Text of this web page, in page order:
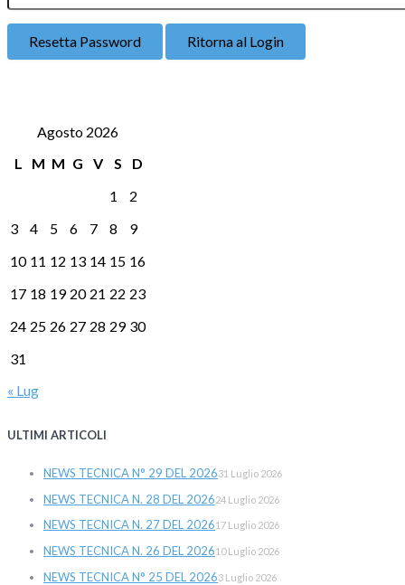
Resetta Password Ritorna al Login
Agosto 2026
L
M M G V S
D
1
2
3
4 5 6 7 8
9
10 11 12 13 14 15 16
17 18 19 20 21 22 23
24 25 26 27 28 29 30
31
« Lug
ULTIMI ARTICOLI
NEWS TECNICA N° 29 DEL 202631 Luglio 2026
NEWS TECNICA N. 28 DEL 202624 Luglio 2026
NEWS TECNICA N. 27 DEL 202617 Luglio 2026
NEWS TECNICA N. 26 DEL 202610 Luglio 2026
NEWS TECNICA N° 25 DEL 20263 Luglio 2026